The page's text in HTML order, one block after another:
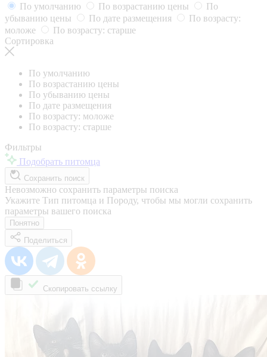
По умолчанию
По возрастанию цены
По
убыванию цены
По дате размещения
По возрасту:
моложе
По возрасту: старше
Сортировка
По умолчанию
По возрастанию цены
По убыванию цены
По дате размещения
По возрасту: моложе
По возрасту: старше
Фильтры
Подобрать питомца
Сохранить поиск
Невозможно сохранить параметры поиска
Укажите Тип питомца и Породу, чтобы мы могли сохранить
параметры вашего поиска
Понятно
Поделиться
Скопировать ссылку